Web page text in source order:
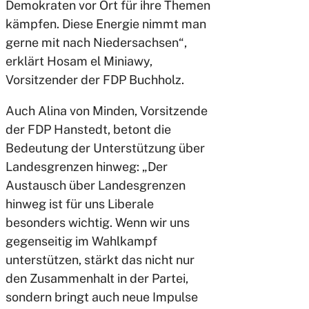
Demokraten vor Ort für ihre Themen
kämpfen. Diese Energie nimmt man
gerne mit nach Niedersachsen“,
erklärt Hosam el Miniawy,
Vorsitzender der FDP Buchholz.
Auch Alina von Minden, Vorsitzende
der FDP Hanstedt, betont die
Bedeutung der Unterstützung über
Landesgrenzen hinweg: „Der
Austausch über Landesgrenzen
hinweg ist für uns Liberale
besonders wichtig. Wenn wir uns
gegenseitig im Wahlkampf
unterstützen, stärkt das nicht nur
den Zusammenhalt in der Partei,
sondern bringt auch neue Impulse